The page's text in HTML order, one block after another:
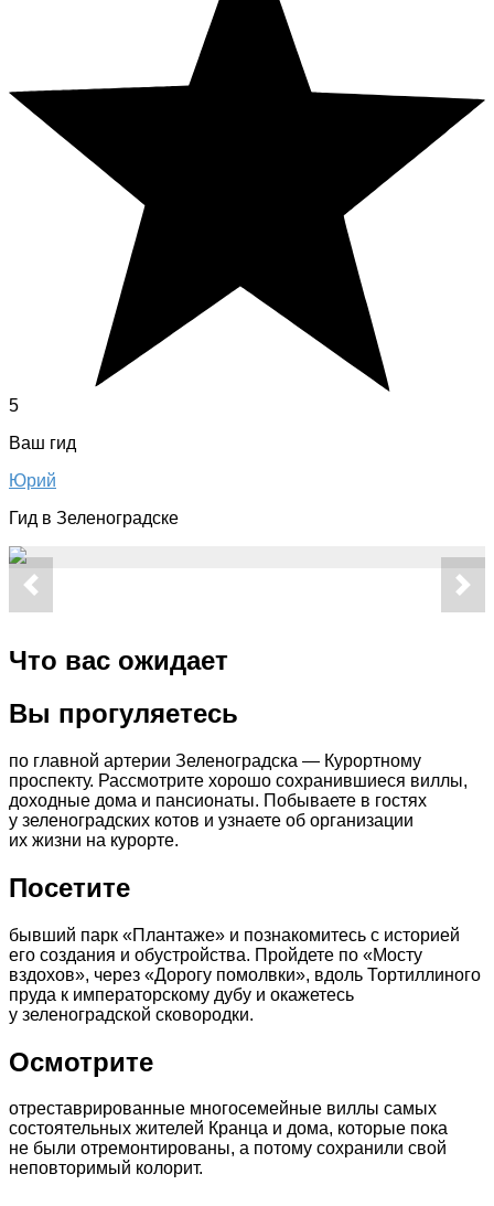
5
Ваш гид
Юрий
Гид в Зеленоградске
Что вас ожидает
Вы прогуляетесь
по главной артерии Зеленоградска — Курортному
проспекту. Рассмотрите хорошо сохранившиеся виллы,
доходные дома и пансионаты. Побываете в гостях
у зеленоградских котов и узнаете об организации
их жизни на курорте.
Посетите
бывший парк «Плантаже» и познакомитесь с историей
его создания и обустройства. Пройдете по «Мосту
вздохов», через «Дорогу помолвки», вдоль Тортиллиного
пруда к императорскому дубу и окажетесь
у зеленоградской сковородки.
Осмотрите
отреставрированные многосемейные виллы самых
состоятельных жителей Кранца и дома, которые пока
не были отремонтированы, а потому сохранили свой
неповторимый колорит.